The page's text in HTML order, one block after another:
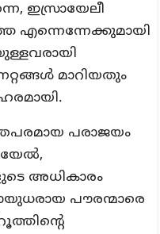
ഇസ്രായേലീ
എന്നെന്നേക്കുമായി
മാറിയതും
പരാജയം
അധികാരം
പൗരന്മാരെ